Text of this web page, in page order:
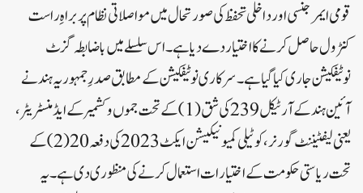
قومی ایمرجنسی اور داخلی تحفظ کی صورتحال میں مواصلاتی نظام پر براہِ راست
کنٹرول حاصل کرنے کا اختیار دے دیا ہے۔ اس سلسلے میں باضابطہ گزٹ
نوٹیفکیشن جاری کیا گیاہے۔سرکاری نوٹیفکیشن کے مطابق صدرِ جمہوریہ ہند نے
آئین ہند کے آرٹیکل 239 کی شق (1) کے تحت جموں و کشمیر کے ایڈمنسٹریٹر،
یعنی لیفٹیننٹ گورنر، کو ٹیلی کمیونیکیشن ایکٹ 2023 کی دفعہ 20(2) کے
تحت ریاستی حکومت کے اختیارات استعمال کرنے کی منظوری دی ہے۔ یہ